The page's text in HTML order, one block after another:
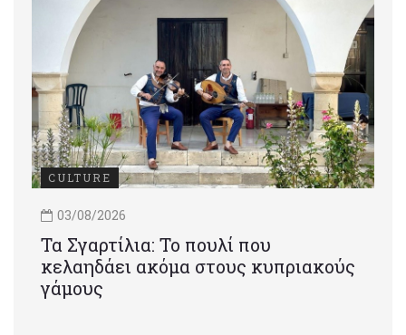
CULTURE
03/08/2026
Τα Σγαρτίλια: Το πουλί που
κελαηδάει ακόμα στους κυπριακούς
γάμους